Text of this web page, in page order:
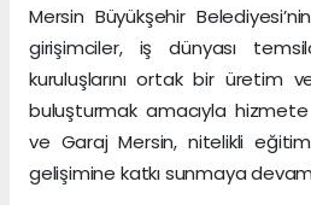
Mersin Büyükşehir
girişimciler, iş dünyası
kuruluşlarını ortak bir üretim
buluşturmak amacıyla hizmete
ve Garaj Mersin, nitelikli
gelişimine katkı sunmaya